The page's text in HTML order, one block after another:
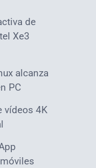
de
Xe3
alcanza
PC
vídeos 4K